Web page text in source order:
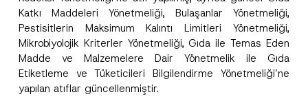
Katkı Maddeleri Yönetmeliği, Bulaşanlar Yönetmeliği,
Pestisitlerin Maksimum Kalıntı Limitleri Yönetmeliği,
Mikrobiyolojik Kriterler Yönetmeliği, Gıda ile Temas Eden
Madde ve Malzemelere Dair Yönetmelik ile Gıda
Etiketleme ve Tüketicileri Bilgilendirme Yönetmeliği’ne
yapılan atıflar güncellenmiştir.